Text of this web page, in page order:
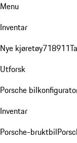
Menu
Inventar
Nye kjøretøy718911
Utforsk
Porsche
Inventar
Porsche-bruktbil